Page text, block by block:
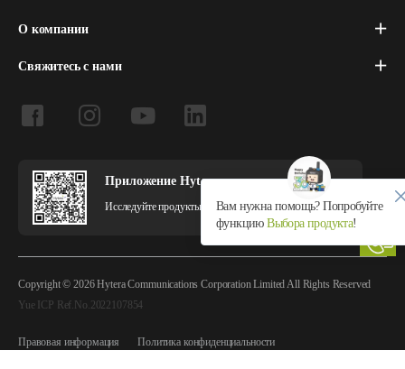
О компании
Свяжитесь с нами
Приложение Hytera
Исследуйте продукты и решения Hytera в приложении.
Copyright © 2026 Hytera Communications Corporation Limited All Rights Reserved
Yue ICP Ref.No.2022107854
Правовая информация
Политика конфиденциальности
Вам нужна помощь? Попробуйте
функциюВыбора продукта!